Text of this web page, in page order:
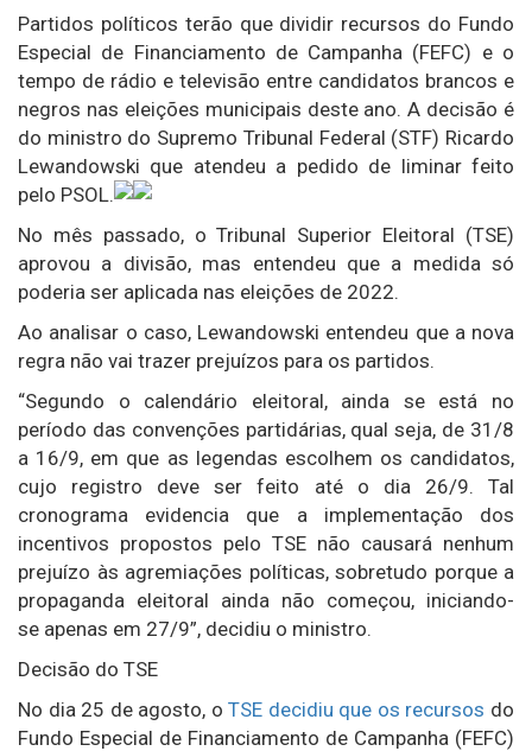
Partidos políticos terão que dividir recursos do Fundo
Especial de Financiamento de Campanha (FEFC) e o
tempo de rádio e televisão entre candidatos brancos e
negros nas eleições municipais deste ano. A decisão é
do ministro do Supremo Tribunal Federal (STF) Ricardo
Lewandowski que atendeu a pedido de liminar feito
pelo PSOL.
No mês passado, o Tribunal Superior Eleitoral (TSE)
aprovou a divisão, mas entendeu que a medida só
poderia ser aplicada nas eleições de 2022.
Ao analisar o caso, Lewandowski entendeu que a nova
regra não vai trazer prejuízos para os partidos.
“Segundo o calendário eleitoral, ainda se está no
período das convenções partidárias, qual seja, de 31/8
a 16/9, em que as legendas escolhem os candidatos,
cujo registro deve ser feito até o dia 26/9. Tal
cronograma evidencia que a implementação dos
incentivos propostos pelo TSE não causará nenhum
prejuízo às agremiações políticas, sobretudo porque a
propaganda eleitoral ainda não começou, iniciando-
se apenas em 27/9”, decidiu o ministro.
Decisão do TSE
No dia 25 de agosto, oTSE decidiu que os recursos do
Fundo Especial de Financiamento de Campanha (FEFC)